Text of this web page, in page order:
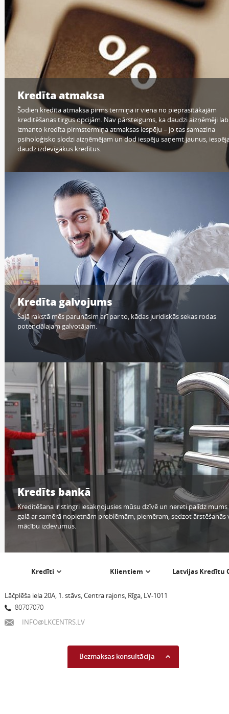
Kredīta atmaksa
Šodien kredīta atmaksa pirms termiņa ir viena no pieprasītākajām
kreditēšanas tirgus opcijām. Nav pārsteigums, ka daudzi aizņēmēji
izmanto kredīta pirmstermiņa atmaksas iespēju – jo tas samazina
psiholoģisko slodzi aizņēmējam un dod iespēju saņemt jaunus,
daudz izdevīgākus kredītus.
Kredīta galvojums
Šajā rakstā mēs parunāsim arī par to, kādas juridiskās sekas rodas
potenciālajam galvotājam.
Kredīts bankā
Kreditēšana ir stingri iesakņojusies mūsu dzīvē un nereti palīdz
galā ar samērā nopietnām problēmām, piemēram, sedzot ārstēšanās
mācību izdevumus.
Kredīti Klientiem Latvijas Kredītu
Lāčplēša iela 20A, 1. stāvs, Centra rajons, Rīga, LV-1011
80707070
INFO@LKCENTRS.LV
Bezmaksas konsultācija